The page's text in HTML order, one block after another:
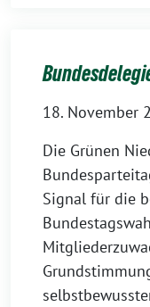
18. November
Die Grünen
Signal für die